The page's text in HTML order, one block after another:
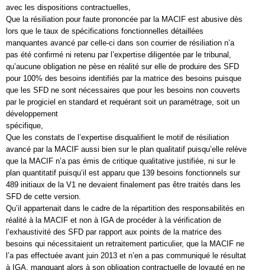
avec les dispositions contractuelles,
Que la résiliation pour faute prononcée par la MACIF est abusive dès
lors que le taux de spécifications fonctionnelles détaillées
manquantes avancé par celle-ci dans son courrier de résiliation n’a
pas été confirmé ni retenu par l’expertise diligentée par le tribunal,
qu’aucune obligation ne pèse en réalité sur elle de produire des SFD
pour 100% des besoins identifiés par la matrice des besoins puisque
que les SFD ne sont nécessaires que pour les besoins non couverts
par le progiciel en standard et requérant soit un paramétrage, soit un
développement
spécifique,
Que les constats de l’expertise disqualifient le motif de résiliation
avancé par la MACIF aussi bien sur le plan qualitatif puisqu’elle relève
que la MACIF n’a pas émis de critique qualitative justifiée, ni sur le
plan quantitatif puisqu’il est apparu que 139 besoins fonctionnels sur
489 initiaux de la V1 ne devaient finalement pas être traités dans les
SFD de cette version.
Qu’il appartenait dans le cadre de la répartition des responsabilités en
réalité à la MACIF et non à IGA de procéder à la vérification de
l’exhaustivité des SFD par rapport aux points de la matrice des
besoins qui nécessitaient un retraitement particulier, que la MACIF ne
l’a pas effectuée avant juin 2013 et n’en a pas communiqué le résultat
à IGA, manquant alors à son obligation contractuelle de loyauté en ne